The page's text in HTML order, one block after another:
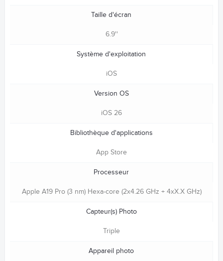
Taille d'écran
6.9''
Système d'exploitation
iOS
Version OS
iOS 26
Bibliothèque d'applications
App Store
Processeur
Apple A19 Pro (3 nm) Hexa-core (2x4.26 GHz + 4xX.X GHz)
Capteur(s) Photo
Triple
Appareil photo